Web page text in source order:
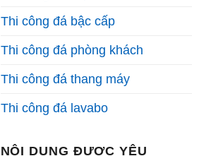
Thi công đá bậc cấp
Thi công đá phòng khách
Thi công đá thang máy
Thi công đá lavabo
NỘI DUNG ĐƯỢC YÊU